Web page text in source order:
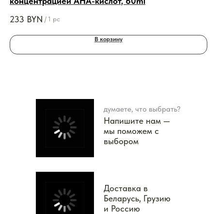
233 BYN / 1 pc
В корзину
думаете, что выбрать?
Напишите нам —
мы поможем с
выбором
Доставка в
Беларусь, Грузию
и Россию